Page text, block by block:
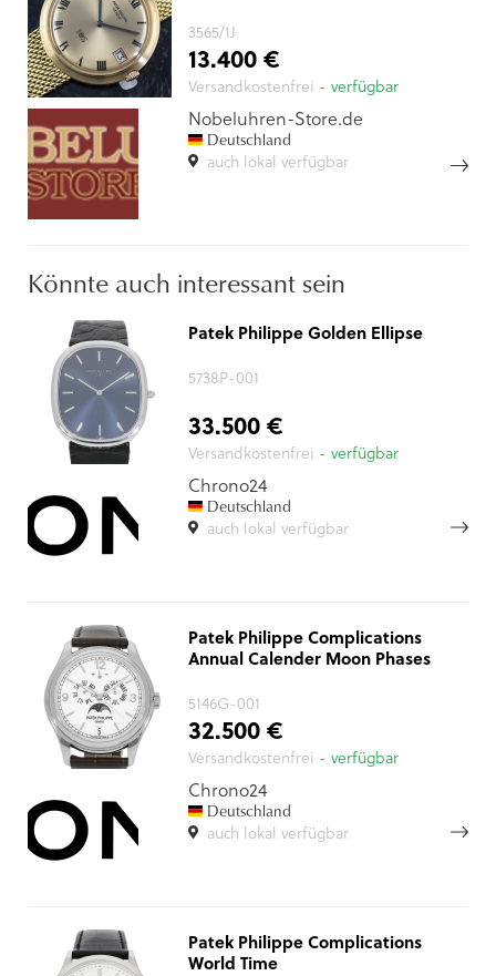
3565/1J
13.400 €
Versandkostenfrei - verfügbar
Nobeluhren-Store.de
Deutschland
auch lokal verfügbar
Könnte auch interessant sein
Patek Philippe Golden Ellipse
5738P-001
33.500 €
Versandkostenfrei - verfügbar
Chrono24
Deutschland
auch lokal verfügbar
Patek Philippe Complications
Annual Calender Moon Phases
5146G-001
32.500 €
Versandkostenfrei - verfügbar
Chrono24
Deutschland
auch lokal verfügbar
Patek Philippe Complications
World Time